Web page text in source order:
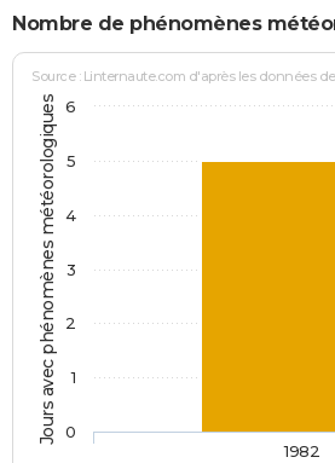
Nombre de phénomènes
Jours avec phénomènes météorologiques
Source : Linternaute.com d'après les données
1982
0
1
2
3
4
5
6